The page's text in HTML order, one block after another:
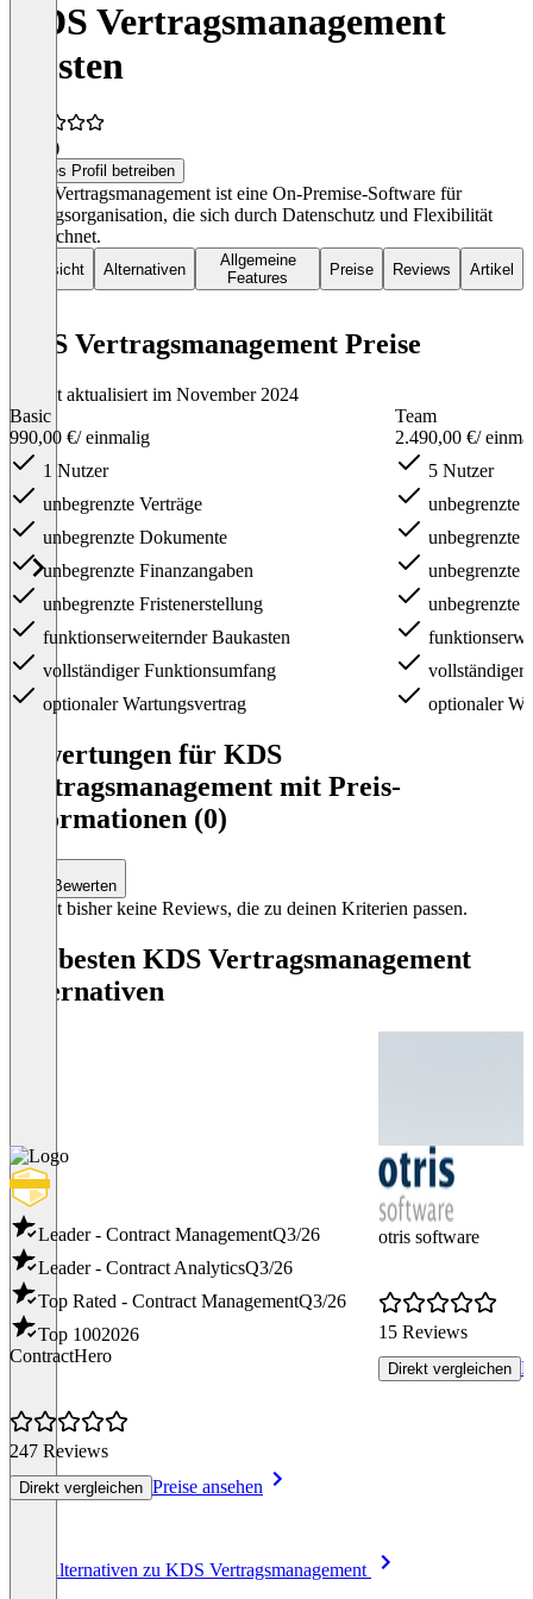
KDS Vertragsmanagement
Kosten
(1)
Dieses Profil betreiben
KDS Vertragsmanagement ist eine On-Premise-Software für
Vertragsorganisation, die sich durch Datenschutz und Flexibilität
auszeichnet.
Übersicht Alternativen
Allgemeine
Features
Preise Reviews Artikel
KDS Vertragsmanagement Preise
Zuletzt aktualisiert im November 2024
Basic
990,00 €/ einmalig
1 Nutzer
unbegrenzte Verträge
unbegrenzte Dokumente
unbegrenzte Finanzangaben
unbegrenzte Fristenerstellung
funktionserweiternder Baukasten
vollständiger Funktionsumfang
optionaler Wartungsvertrag
Team
2.490,00 €/
5 Nutzer
unbegrenzte
unbegrenzte
unbegrenzte
unbegrenzte
vollständiger
optionaler
Bewertungen für KDS
Vertragsmanagement mit Preis-
Informationen (0)
Bewerten
Es gibt bisher keine Reviews, die zu deinen Kriterien passen.
Die besten KDS Vertragsmanagement
Alternativen
Leader - Contract ManagementQ3/26
Leader - Contract AnalyticsQ3/26
Top Rated - Contract ManagementQ3/26
Top 1002026
ContractHero
247 Reviews
Direkt vergleichen Preise ansehen
otris software
15 Reviews
Direkt vergleichen
Alle Alternativen zu KDS Vertragsmanagement